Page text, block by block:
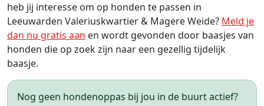
heb jij interesse om op honden te passen in
Leeuwarden Valeriuskwartier & Magere Weide? Meld je
dan nu gratis aan en wordt gevonden door baasjes van
honden die op zoek zijn naar een gezellig tijdelijk
baasje.
Nog geen hondenoppas bij jou in de buurt actief?